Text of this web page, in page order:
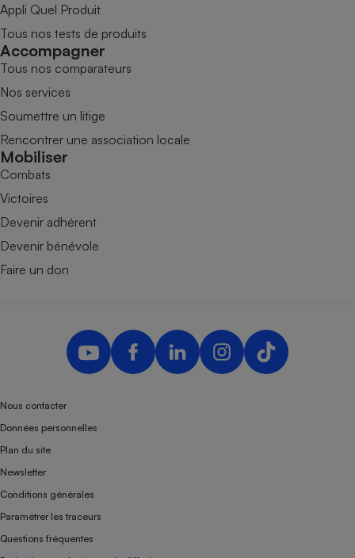
Appli Quel Produit
Tous nos tests de produits
Accompagner
Tous nos comparateurs
Nos services
Soumettre un litige
Rencontrer une association locale
Mobiliser
Combats
Victoires
Devenir adhérent
Devenir bénévole
Faire un don
Nous contacter
Données personnelles
Plan du site
Newsletter
Conditions générales
Paramétrer les traceurs
Questions fréquentes